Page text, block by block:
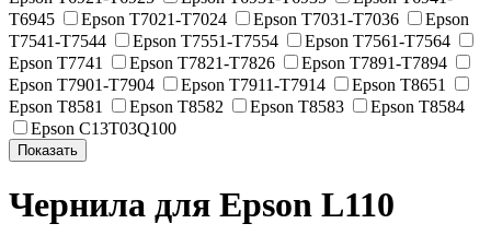
T6945
Epson T7021-T7024 Epson T7031-T7036
Epson
T7541-T7544
Epson T7551-T7554
Epson T7561-T7564
Epson T7741
Epson T7821-T7826
Epson T7891-T7894
Epson T7901-T7904
Epson T7911-T7914
Epson T8651
Epson T8581
Epson T8582 Epson T8583
Epson T8584
Epson C13T03Q100
Чернила для Epson L110